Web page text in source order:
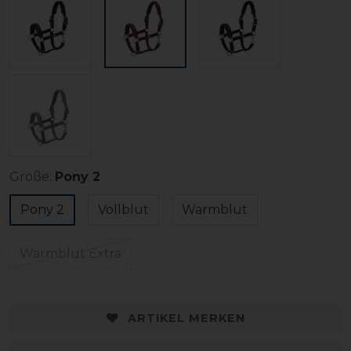
Größe: Pony 2
Pony 2 Vollblut Warmblut
ARTIKEL MERKEN